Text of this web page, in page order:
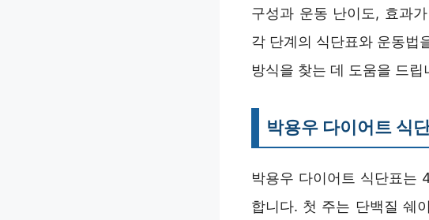
구성과 운동 난이도, 효과
각 단계의 식단표와 운동법
방식을 찾는 데 도움을 드립
박용우 다이어트 식
박용우 다이어트 식단표는
합니다. 첫 주는 단백질 쉐